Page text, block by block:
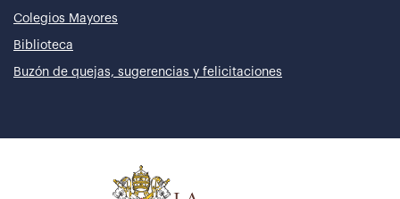
Colegios Mayores
Biblioteca
Buzón de quejas, sugerencias y felicitaciones